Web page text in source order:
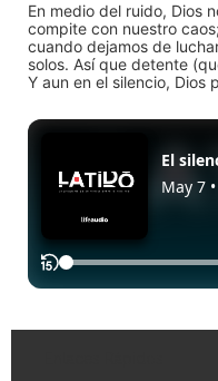
En medio del ruido, Dios
compite con nuestro
cuando dejamos de
solos. Así que detente
Y aun en el silencio, Dios